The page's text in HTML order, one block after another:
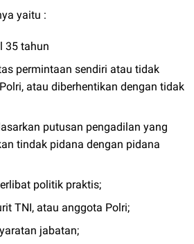
yaitu :
35 tahun
permintaan sendiri atau tidak
atau diberhentikan dengan tidak
putusan pengadilan yang
tindak pidana dengan pidana
politik praktis;
TNI, atau anggota Polri;
jabatan;